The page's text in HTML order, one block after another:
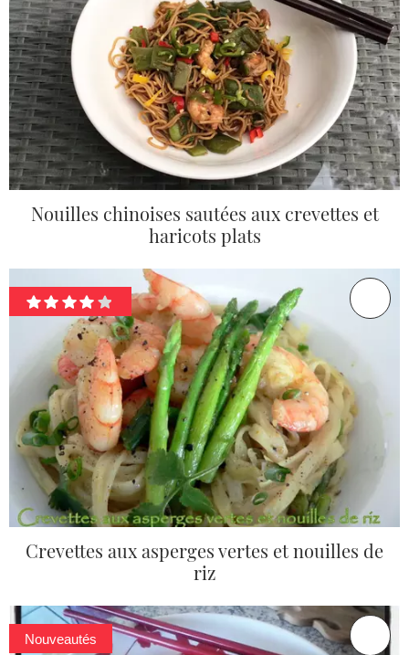
Nouilles chinoises sautées aux crevettes et
haricots plats
Crevettes aux asperges vertes et nouilles de
riz
Nouveautés